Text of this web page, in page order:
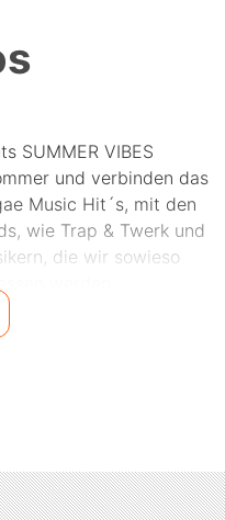
SUMMER VIBES
und verbinden das
Music Hit´s, mit den
wie Trap & Twerk und
die wir sowieso
zu einer Party der
über Deinen Besuch…
VIP CARD FÜR JULI
EINTRITT